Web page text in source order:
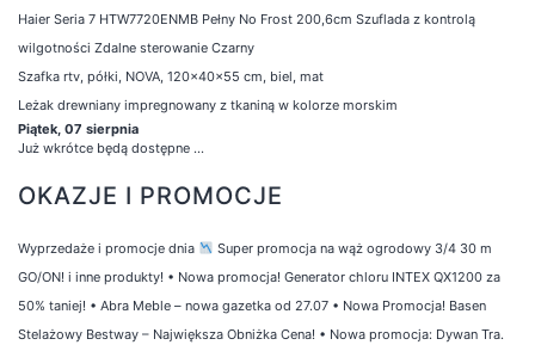
Haier Seria 7 HTW7720ENMB Pełny No Frost 200,6cm Szuflada z kontrolą
wilgotności Zdalne sterowanie Czarny
Szafka rtv, półki, NOVA, 120x40x55 cm, biel, mat
Leżak drewniany impregnowany z tkaniną w kolorze morskim
Piątek, 07 sierpnia
Już wkrótce będą dostępne ...
OKAZJE I PROMOCJE
Wyprzedaże i promocje dnia
Super promocja na wąż ogrodowy 3/4 30 m
GO/ON! i inne produkty! • Nowa promocja! Generator chloru INTEX QX1200 za
50% taniej! • Abra Meble – nowa gazetka od 27.07 • Nowa Promocja! Basen
Stelażowy Bestway – Największa Obniżka Cena! • Nowa promocja: Dywan Tra.